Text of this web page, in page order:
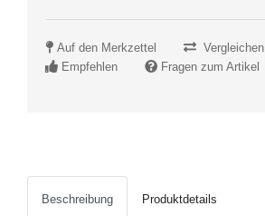
Auf den Merkzettel
Vergleichen
Empfehlen
Fragen zum Artikel
Beschreibung Produktdetails